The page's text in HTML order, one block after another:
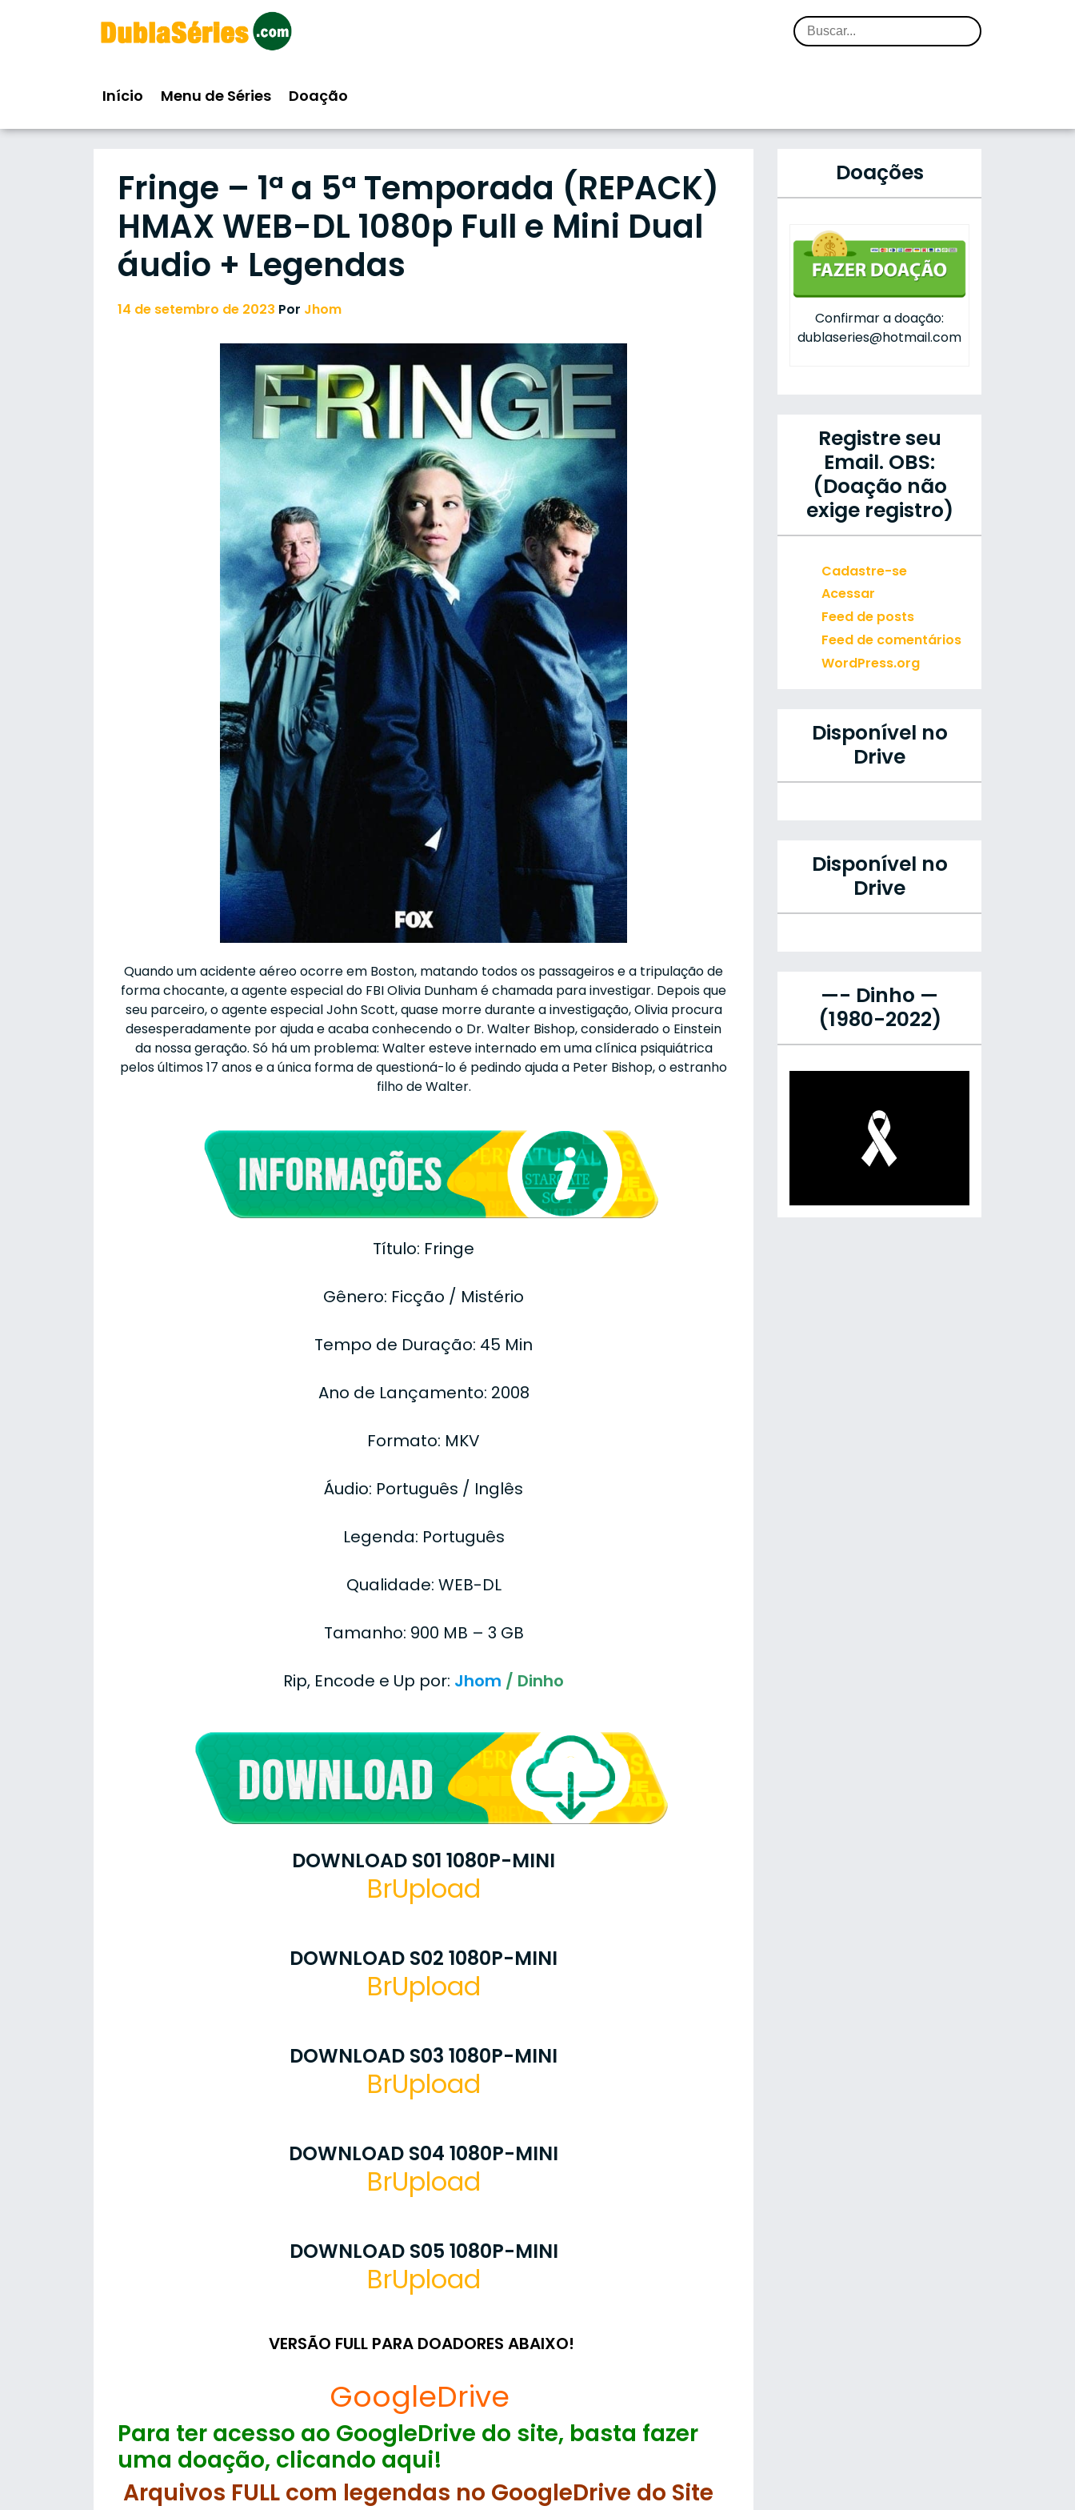
Início Menu de Séries Doação
Fringe – 1ª a 5ª Temporada (REPACK)
HMAX WEB-DL 1080p Full e Mini Dual
áudio + Legendas
14 de setembro de 2023 Por Jhom
Quando um acidente aéreo ocorre em Boston, matando todos os passageiros e a tripulação de
forma chocante, a agente especial do FBI Olivia Dunham é chamada para investigar. Depois que
seu parceiro, o agente especial John Scott, quase morre durante a investigação, Olivia procura
desesperadamente por ajuda e acaba conhecendo o Dr. Walter Bishop, considerado o Einstein
da nossa geração. Só há um problema: Walter esteve internado em uma clínica psiquiátrica
pelos últimos 17 anos e a única forma de questioná-lo é pedindo ajuda a Peter Bishop, o estranho
filho de Walter.
Título: Fringe
Gênero: Ficção / Mistério
Tempo de Duração: 45 Min
Ano de Lançamento: 2008
Formato: MKV
Áudio: Português / Inglês
Legenda: Português
Qualidade: WEB-DL
Tamanho: 900 MB – 3 GB
Rip, Encode e Up por: Jhom / Dinho
DOWNLOAD S01 1080P-MINI
BrUpload
DOWNLOAD S02 1080P-MINI
BrUpload
DOWNLOAD S03 1080P-MINI
BrUpload
DOWNLOAD S04 1080P-MINI
BrUpload
DOWNLOAD S05 1080P-MINI
BrUpload
VERSÃO FULL PARA DOADORES ABAIXO!
GoogleDrive
Para ter acesso ao GoogleDrive do site, basta fazer
uma doação, clicando aqui!
Arquivos FULL com legendas no GoogleDrive do Site
Doações
Confirmar a doação:
dublaseries@hotmail.com
Registre seu
Email. OBS:
(Doação não
exige registro)
Cadastre-se
Acessar
Feed de posts
Feed de comentários
WordPress.org
Disponível no
Drive
Disponível no
Drive
—- Dinho —
(1980-2022)